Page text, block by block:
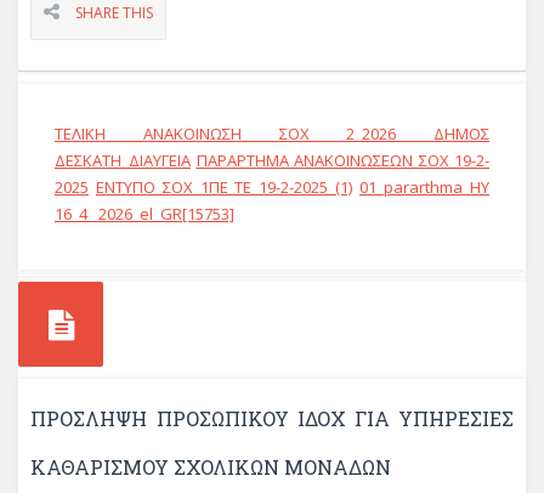
SHARE THIS
ΤΕΛΙΚΗ ΑΝΑΚΟΙΝΩΣΗ ΣΟΧ 2_2026 ΔΗΜΟΣ
ΔΕΣΚΑΤΗ_ΔΙΑΥΓΕΙΑ ΠΑΡΑΡΤΗΜΑ ΑΝΑΚΟΙΝΩΣΕΩΝ ΣΟΧ 19-2-
2025 ΕΝΤΥΠΟ ΣΟΧ 1ΠΕ ΤΕ 19-2-2025 (1) 01_pararthma_HY
16_4_ 2026_el_GR[15753]
ΠΡΟΣΛΗΨΗ ΠΡΟΣΩΠΙΚΟΥ ΙΔΟΧ ΓΙΑ ΥΠΗΡΕΣΙΕΣ
ΚΑΘΑΡΙΣΜΟΥ ΣΧΟΛΙΚΩΝ ΜΟΝΑΔΩΝ